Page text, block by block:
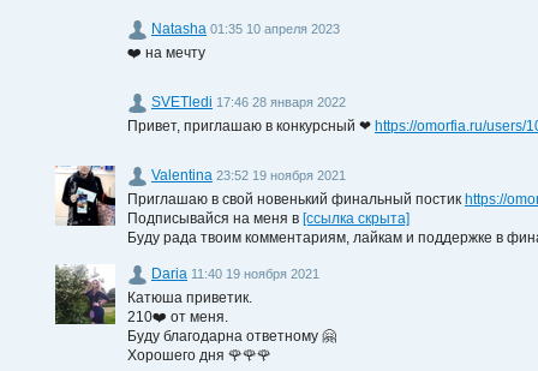
Natasha 01:35 10 апреля 2023
❤️ на мечту
SVETledi 17:46 28 января 2022
Привет, приглашаю в конкурсный ❤ https://omorfia.ru/users/
Valentina 23:52 19 ноября 2021
Приглашаю в свой новенький финальный постик https://
Подписывайся на меня в [ссылка скрыта]
Буду рада твоим комментариям, лайкам и поддержке в
Daria 11:40 19 ноября 2021
Катюша приветик.
210❤️ от меня.
Буду благодарна ответному 🤗
Хорошего дня 🌹🌹🌹